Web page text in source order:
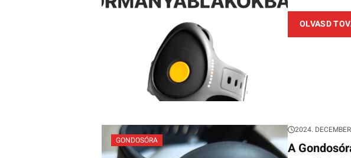
OLVASD
GONDOSÓRA
2024.
A